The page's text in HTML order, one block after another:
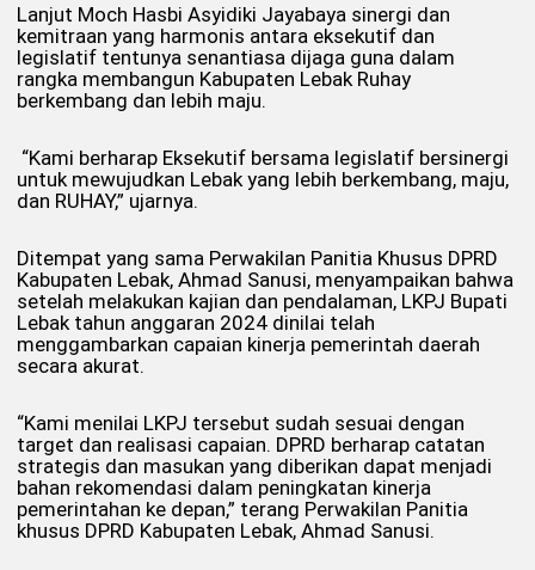
Lanjut Moch Hasbi Asyidiki Jayabaya sinergi dan
kemitraan yang harmonis antara eksekutif dan
legislatif tentunya senantiasa dijaga guna dalam
rangka membangun Kabupaten Lebak Ruhay
berkembang dan lebih maju.
“Kami berharap Eksekutif bersama legislatif bersinergi
untuk mewujudkan Lebak yang lebih berkembang, maju,
dan RUHAY,” ujarnya.
Ditempat yang sama Perwakilan Panitia Khusus DPRD
Kabupaten Lebak, Ahmad Sanusi, menyampaikan bahwa
setelah melakukan kajian dan pendalaman, LKPJ Bupati
Lebak tahun anggaran 2024 dinilai telah
menggambarkan capaian kinerja pemerintah daerah
secara akurat.
“Kami menilai LKPJ tersebut sudah sesuai dengan
target dan realisasi capaian. DPRD berharap catatan
strategis dan masukan yang diberikan dapat menjadi
bahan rekomendasi dalam peningkatan kinerja
pemerintahan ke depan,” terang Perwakilan Panitia
khusus DPRD Kabupaten Lebak, Ahmad Sanusi.